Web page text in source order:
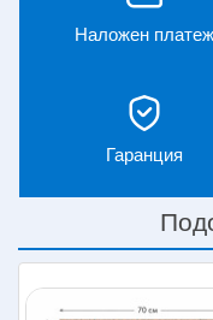
Наложен платеж
Гаранция